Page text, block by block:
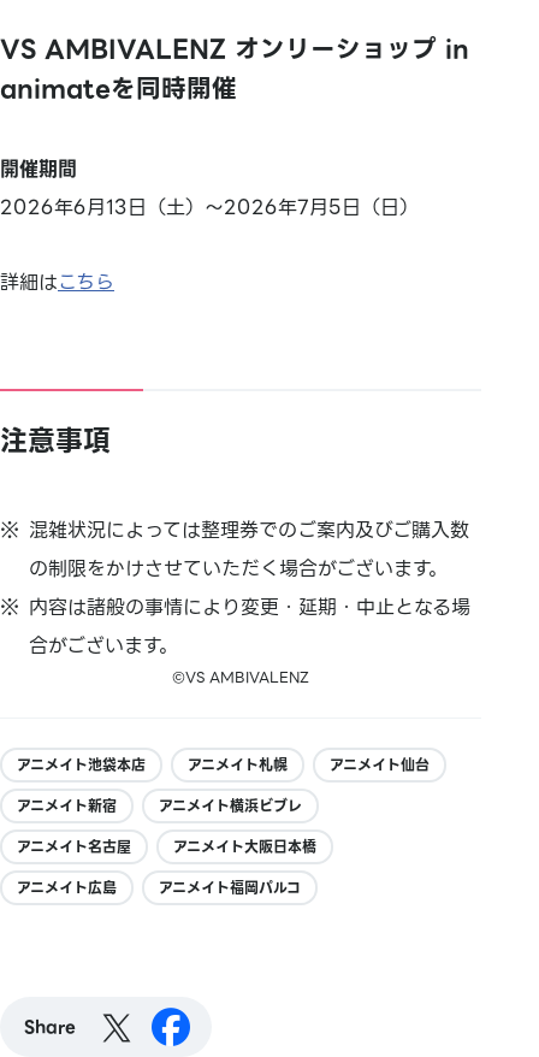
VS AMBIVALENZ オンリーショップ in
animateを同時開催
開催期間
2026年6月13日（土）～2026年7月5日（日）
詳細はこちら
注意事項
混雑状況によっては整理券でのご案内及びご購入数
の制限をかけさせていただく場合がございます。
内容は諸般の事情により変更・延期・中止となる場
合がございます。
©VS AMBIVALENZ
アニメイト池袋本店 アニメイト札幌
アニメイト仙台
アニメイト新宿
アニメイト横浜ビブレ
アニメイト名古屋
アニメイト大阪日本橋
アニメイト広島
アニメイト福岡パルコ
Share